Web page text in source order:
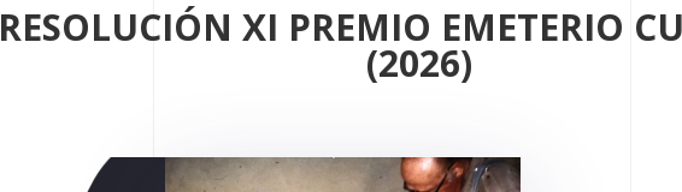
RESOLUCIÓN XI PREMIO EMETERIO
(2026)